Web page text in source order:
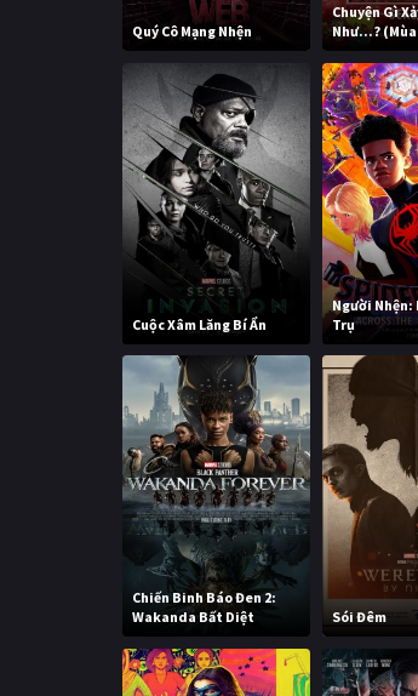
Quý Cô Mạng Nhện
Chuyện Gì
Như...? (Mùa
Cuộc Xâm Lăng Bí Ẩn
Người Nhện:
Trụ
Chiến Binh Báo Đen 2:
Wakanda Bất Diệt
Sói Đêm